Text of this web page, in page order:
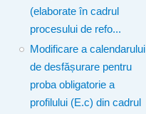
(elaborate în cadrul
procesului de refo...
Modificare a calendarului
de desfășurare pentru
proba obligatorie a
profilului (E.c) din cadrul